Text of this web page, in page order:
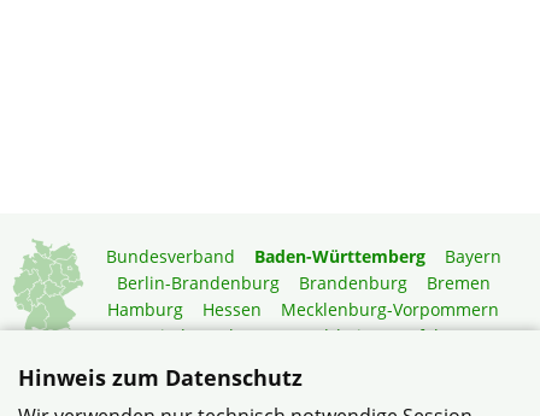
Bundesverband Baden-Württemberg
Bayern
Berlin-Brandenburg
Brandenburg
Bremen
Hamburg
Hessen
Mecklenburg-Vorpommern
Niedersachsen
Nordrhein-Westfalen
Sachsen-Anhalt
Schleswig-Holstein
Hinweis zum Datenschutz